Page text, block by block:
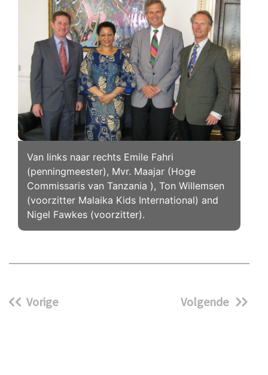
Van links naar rechts Emile Fahri
(penningmeester), Mvr. Maajar (Hoge
Commissaris van Tanzania ), Ton Willemsen
(voorzitter Malaika Kids International) and
Nigel Fawkes (voorzitter).
Vorige Volgende